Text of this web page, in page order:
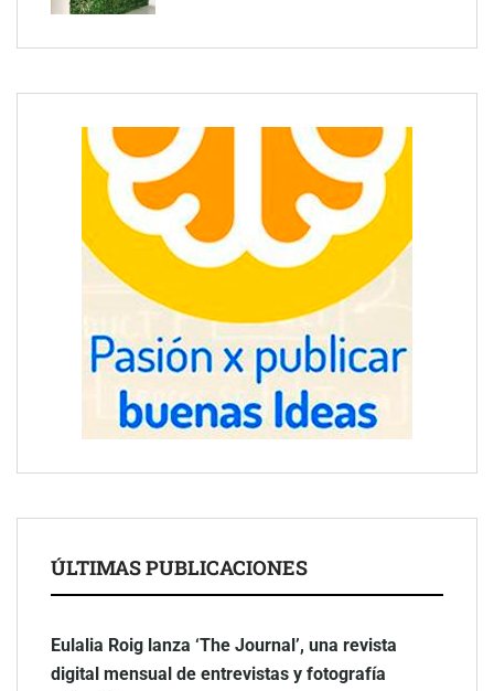
ÚLTIMAS PUBLICACIONES
Eulalia Roig lanza ‘The Journal’, una revista
digital mensual de entrevistas y fotografía